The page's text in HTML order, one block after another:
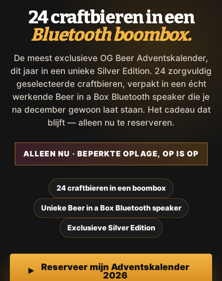
24 craftbieren in een
Bluetooth boombox.
De meest exclusieve OG Beer Adventskalender,
dit jaar in een unieke Silver Edition. 24 zorgvuldig
geselecteerde craftbieren, verpakt in een écht
werkende Beer in a Box Bluetooth speaker die je
na december gewoon laat staan. Het cadeau dat
blijft — alleen nu te reserveren.
ALLEEN NU · BEPERKTE OPLAGE, OP IS OP
24 craftbieren in een boombox
Unieke Beer in a Box Bluetooth speaker
Exclusieve Silver Edition
Reserveer mijn Adventskalender
2026